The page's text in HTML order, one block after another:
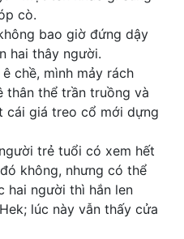
cò.
bao giờ đứng dậy
hai thây người.
chề, mình mảy rách
thân thể trần truồng và
cái giá treo cổ mới dựng
trẻ tuổi có xem hết
không, nhưng có thể
hai người thì hắn len
lúc này vẫn thấy cửa